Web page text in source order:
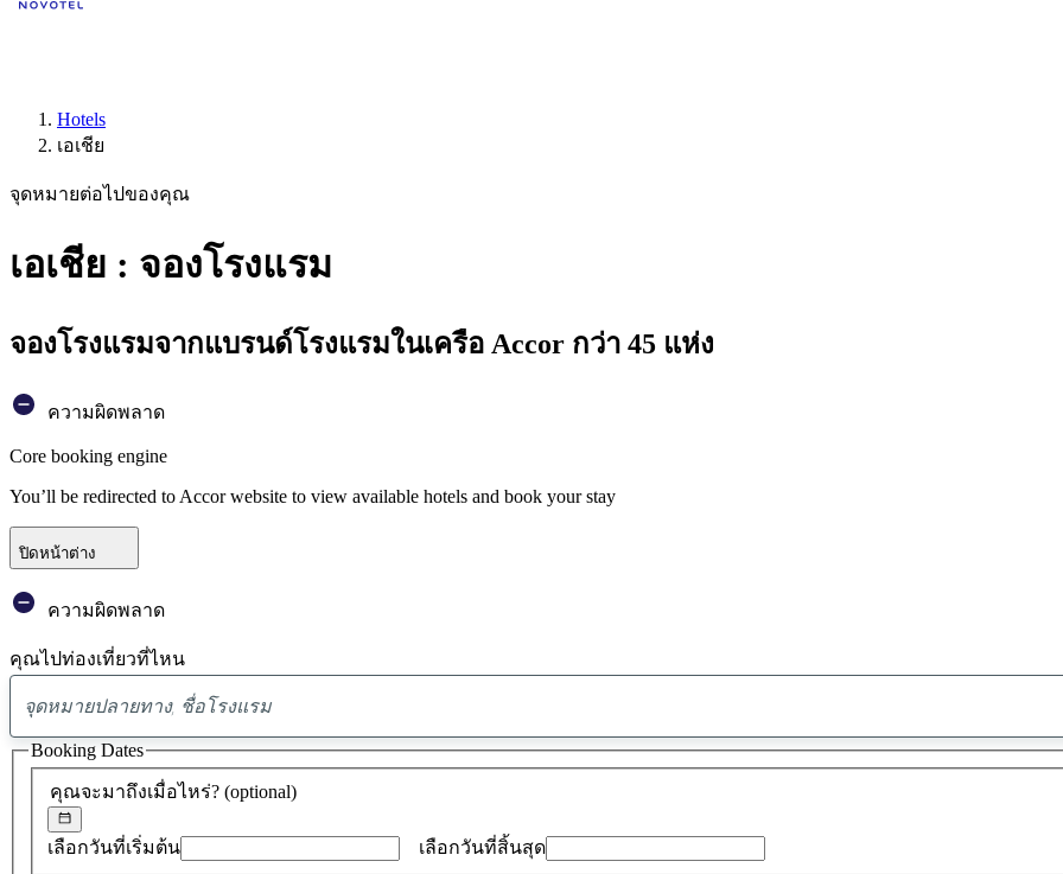
Hotels
เอเชีย
จุดหมายต่อไปของคุณ
เอเชีย : จองโรงแรม
จองโรงแรมจากแบรนด์โรงแรมในเครือ Accor กว่า 45 แห่ง
ความผิดพลาด
Core booking engine
You’ll be redirected to Accor website to view available hotels and book your stay
ปิดหน้าต่าง
ความผิดพลาด
คุณไปท่องเที่ยวที่ไหน
ข้อ
เสนอ
คุณจะมาถึงเมื่อไหร่? (optional)
เลือกวันที่เริ่มต้น เลือกวันที่สิ้นสุด
Booking Dates